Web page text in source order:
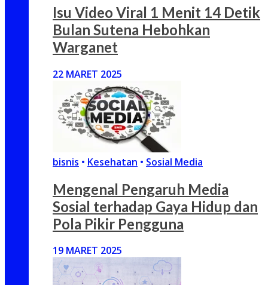
Isu Video Viral 1 Menit 14 Detik
Bulan Sutena Hebohkan
Warganet
22 MARET 2025
bisnis • Kesehatan • Sosial Media
Mengenal Pengaruh Media
Sosial terhadap Gaya Hidup dan
Pola Pikir Pengguna
19 MARET 2025